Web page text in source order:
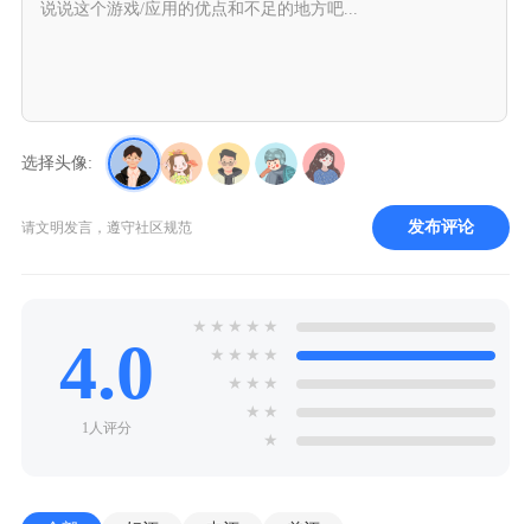
选择头像:
请文明发言，遵守社区规范 发布评论
4.0
1人评分
★ ★ ★ ★ ★
★ ★ ★ ★
★ ★ ★
★ ★
★